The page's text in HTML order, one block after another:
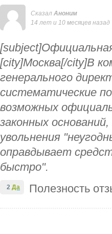
Сказал Аноним
14 лет и 10 месяцев назад
[city]Москва[/city]В
генерального
систематические
возможных
законных
увольнения
оправдывает
быстро".
Полезность
2 Да